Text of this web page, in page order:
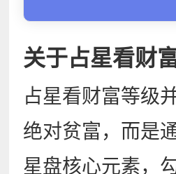
关于占星看财
占星看财富等级
绝对贫富，而是
星盘核心元素，